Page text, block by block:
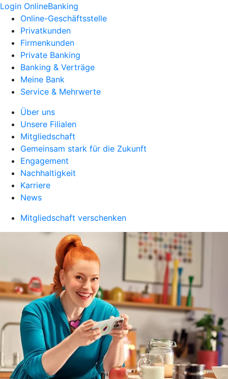
Login OnlineBanking
Online-Geschäftsstelle
Privatkunden
Firmenkunden
Private Banking
Banking & Verträge
Meine Bank
Service & Mehrwerte
Über uns
Unsere Filialen
Mitgliedschaft
Gemeinsam stark für die Zukunft
Engagement
Nachhaltigkeit
Karriere
News
Mitgliedschaft verschenken